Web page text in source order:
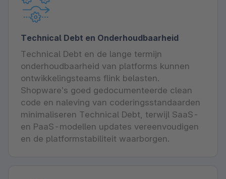
Technical Debt en Onderhoudbaarheid
Technical Debt en de lange termijn
onderhoudbaarheid van platforms kunnen
ontwikkelingsteams flink belasten.
Shopware’s goed gedocumenteerde clean
code en naleving van coderingsstandaarden
minimaliseren Technical Debt, terwijl SaaS-
en PaaS-modellen updates vereenvoudigen
en de platformstabiliteit waarborgen.